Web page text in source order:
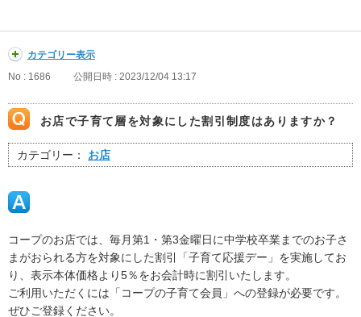
カテゴリー表示
No : 1686
公開日時 : 2023/12/04 13:17
お店で子育て層を対象にした割引制度はありますか？
カテゴリー： お店
コープのお店では、毎月第1・第3金曜日に中学校卒業までのお子さ
まがおられる方を対象にした割引「子育て応援デー」を実施してお
り、表示本体価格より5％をお会計時に割引いたします。
ご利用いただくには「コープの子育て会員」への登録が必要です。
ぜひご登録ください。